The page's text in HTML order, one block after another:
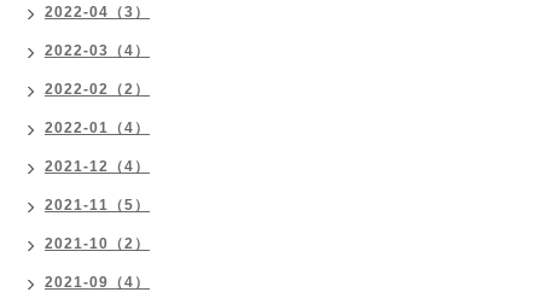
2022-04（3）
2022-03（4）
2022-02（2）
2022-01（4）
2021-12（4）
2021-11（5）
2021-10（2）
2021-09（4）